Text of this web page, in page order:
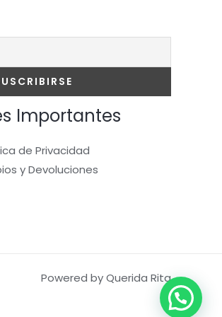
Importantes
de Privacidad
y Devoluciones
Powered by Querida Rita